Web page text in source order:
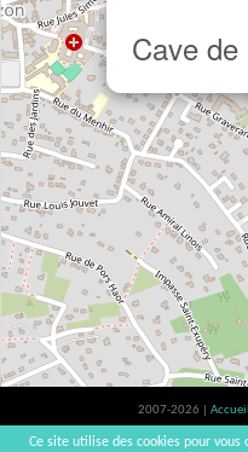
Cave
2007-2026 | Accueil
L'abus d'alcool est dangereux
Ce site utilise des cookies pour